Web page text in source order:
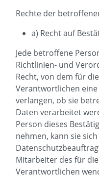
Rechte der
a) Recht auf
Jede betroffene
Richtlinien- und
Recht, von dem für
Verantwortlichen
verlangen, ob sie
Daten verarbeitet
Person dieses
nehmen, kann sie
Mitarbeiter des für
Verantwortlichen